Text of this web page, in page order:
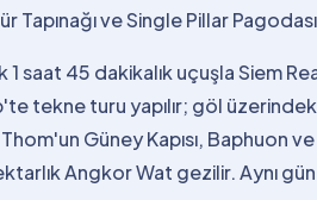
Tapınağı ve Single Pillar
saat 45 dakikalık uçuşla Siem
tekne turu yapılır; göl
Güney Kapısı, Baphuon
Angkor Wat gezilir. Aynı